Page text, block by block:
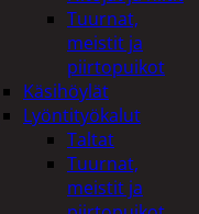
Tuurnat,
meistit ja
piirtopuikot
Käsihöylät
Lyöntityökalut
Taltat
Tuurnat,
meistit ja